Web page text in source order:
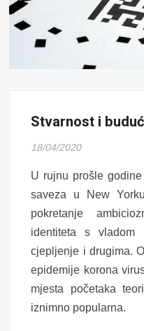
Stvarnost i
18/04/2020
U rujnu prošle
saveza u New
pokretanje
identiteta s vladom
cjep ljenje i drugima.
epidemije korona
mjesta početaka
iznimno popularna.